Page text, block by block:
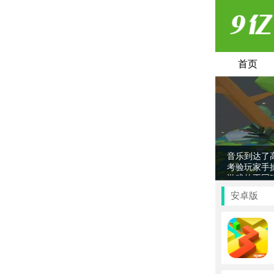
首页
跳舞的线是
闯关，伴随
音乐到达了
考验玩家手
游戏的不同
安卓版